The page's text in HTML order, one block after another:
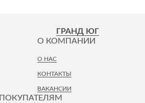
ГРАНД ЮГ
ПОКУПАТЕЛЯМ
О КОМПАНИИ
О НАС
КОНТАКТЫ
ВАКАНСИИ